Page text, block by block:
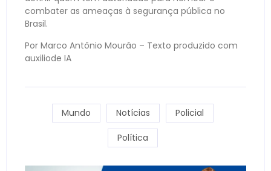
combater as ameaças à segurança pública no
Brasil.
Por Marco Antônio Mourão – Texto produzido com
auxiliode IA
Mundo Notícias Policial
Política